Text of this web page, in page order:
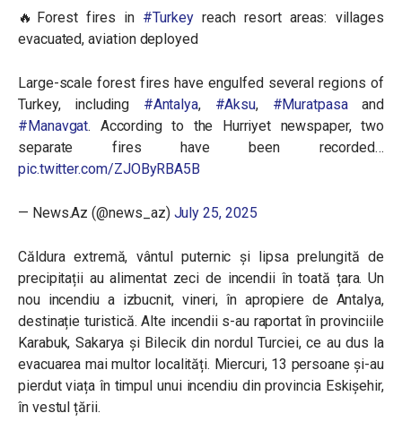
🔥Forest fires in #Turkeyreach resort areas: villages
evacuated, aviation deployed
Large-scale forest fires have engulfed several regions of
Turkey, including #Antalya, #Aksu, #Muratpasaand
#Manavgat. According to the Hurriyet newspaper, two
separate fires have been recorded…
pic.twitter.com/ZJOByRBA5B
— News.Az (@news_az) July 25, 2025
Căldura extremă, vântul puternic și lipsa prelungită de
precipitații au alimentat zeci de incendii în toată țara. Un
nou incendiu a izbucnit, vineri, în apropiere de Antalya,
destinație turistică. Alte incendii s-au raportat în provinciile
Karabuk, Sakarya și Bilecik din nordul Turciei, ce au dus la
evacuarea mai multor localități. Miercuri, 13 persoane și-au
pierdut viața în timpul unui incendiu din provincia Eskişehir,
în vestul țării.